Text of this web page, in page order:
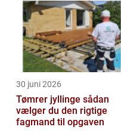
30 juni 2026
Tømrer jyllinge sådan
vælger du den rigtige
fagmand til opgaven